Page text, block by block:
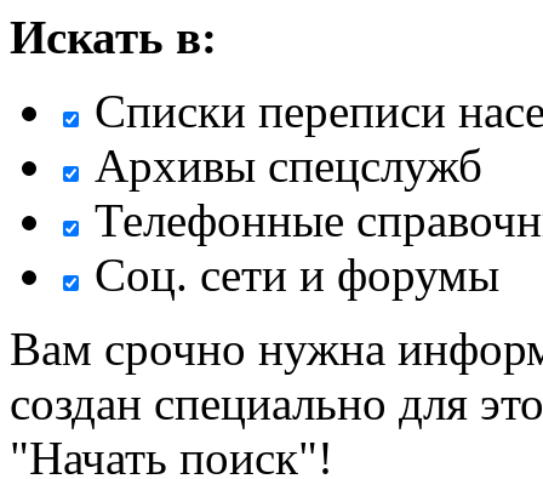
Искать в:
Списки переписи
Архивы спецслужб
Телефонные
Соц. сети и форумы
Вам срочно нужна
создан специально для
"Начать поиск"!